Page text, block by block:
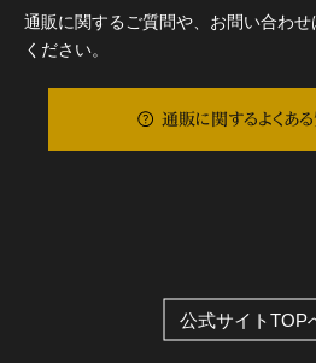
通販に関するご質問や、お問い合わ
ください。
通販に関するよくあ
公式サイトTOP